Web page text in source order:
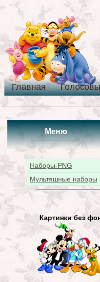
Главная
Меню
Наборы-PNG
Мультяшные наборы
Картинки без